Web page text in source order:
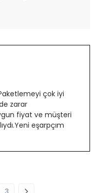
çok iyi
zarar
fiyat ve müşteri
eşarpçım